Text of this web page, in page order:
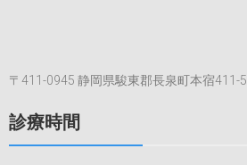
〒411-0945 静岡県駿東郡長泉町本宿411-5
診療時間